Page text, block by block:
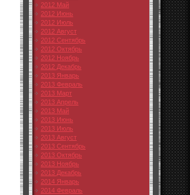
2012 Май
2012 Июнь
2012 Июль
2012 Август
2012 Сентябрь
2012 Октябрь
2012 Ноябрь
2012 Декабрь
2013 Январь
2013 Февраль
2013 Март
2013 Апрель
2013 Май
2013 Июнь
2013 Июль
2013 Август
2013 Сентябрь
2013 Октябрь
2013 Ноябрь
2013 Декабрь
2014 Январь
2014 Февраль